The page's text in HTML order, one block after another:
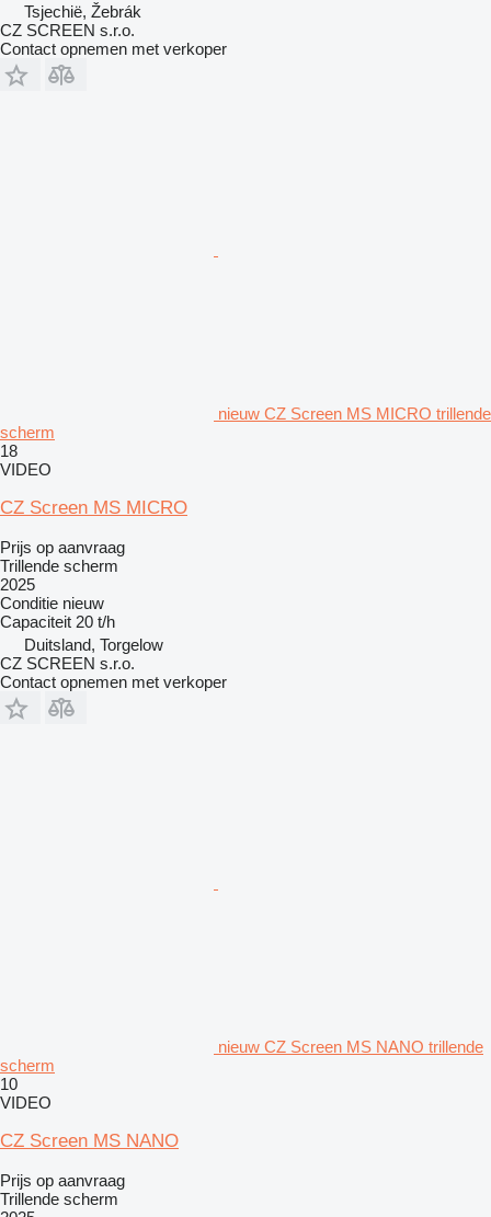
Tsjechië, Žebrák
CZ SCREEN s.r.o.
Contact opnemen met verkoper
nieuw CZ Screen MS MICRO trillende
scherm
18
VIDEO
CZ Screen MS MICRO
Prijs op aanvraag
Trillende scherm
2025
Conditie nieuw
Capaciteit 20 t/h
Duitsland, Torgelow
CZ SCREEN s.r.o.
Contact opnemen met verkoper
nieuw CZ Screen MS NANO trillende
scherm
10
VIDEO
CZ Screen MS NANO
Prijs op aanvraag
Trillende scherm